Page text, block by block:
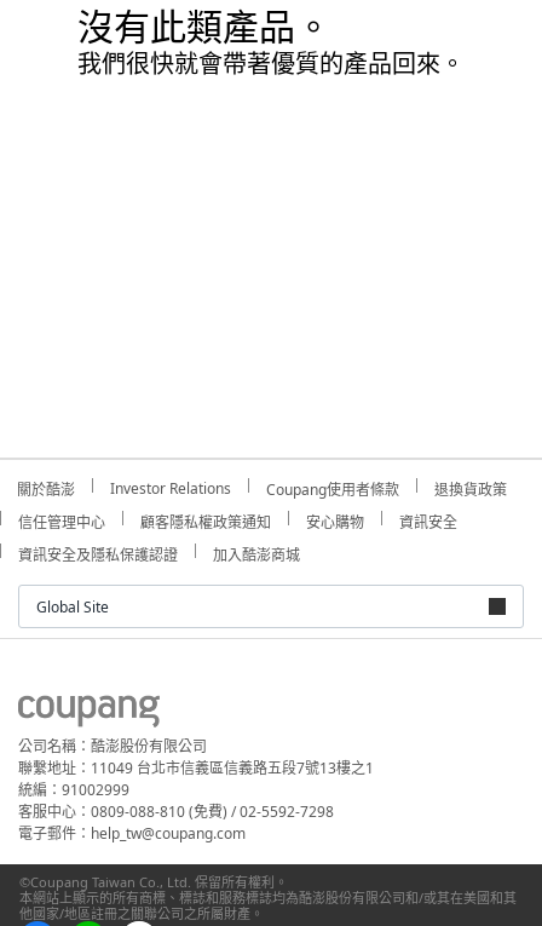
沒有此類產品。
我們很快就會帶著優質的產品回來。
關於酷澎 Investor Relations Coupang使用者條款
退換貨政策
信任管理中心
顧客隱私權政策通知 安心購物
資訊安全
資訊安全及隱私保護認證
加入酷澎商城
Global Site
公司名稱：酷澎股份有限公司
聯繫地址：11049 台北市信義區信義路五段7號13樓之1
統編：91002999
客服中心：0809-088-810 (免費) / 02-5592-7298
電子郵件：help_tw@coupang.com
©Coupang Taiwan Co., Ltd. 保留所有權利。
本網站上顯示的所有商標、標誌和服務標誌均為酷澎股份有限公司和/或其在美國和其
他國家/地區註冊之關聯公司之所屬財產。